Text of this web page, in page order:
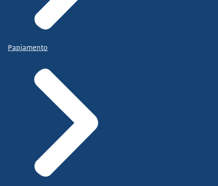
Papiamento